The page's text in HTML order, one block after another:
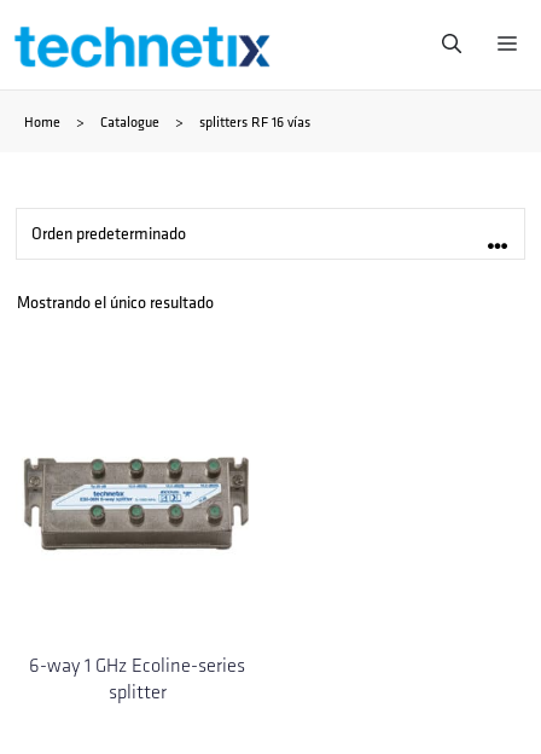
Saltar
contenido
Home > Catalogue > splitters RF 16 vías
Mostrando el único resultado
6-way 1 GHz Ecoline-series
splitter